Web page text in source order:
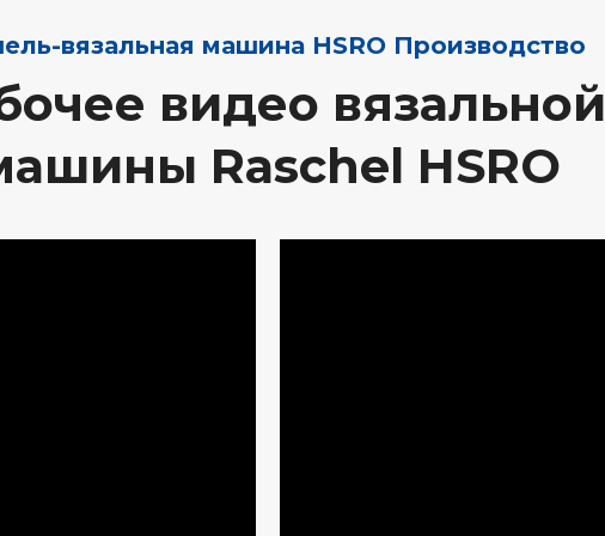
вязальная машина HSRO Производство
видео вязальной
Raschel HSRO